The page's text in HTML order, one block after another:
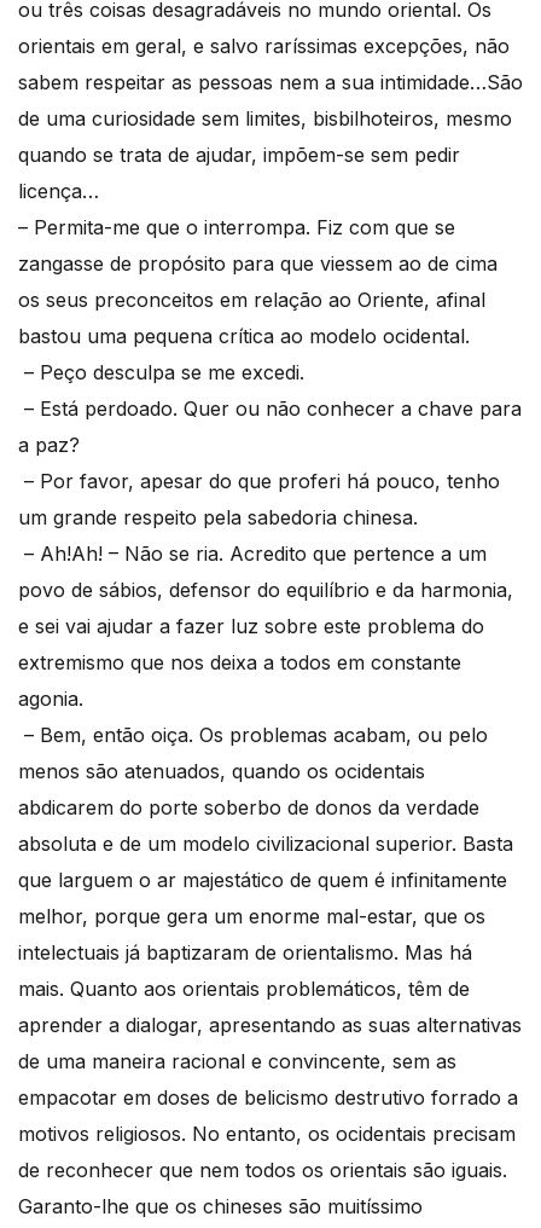
ou três coisas desagradáveis no mundo oriental. Os
orientais em geral, e salvo raríssimas excepções, não
sabem respeitar as pessoas nem a sua intimidade…São
de uma curiosidade sem limites, bisbilhoteiros, mesmo
quando se trata de ajudar, impõem-se sem pedir
licença…
– Permita-me que o interrompa. Fiz com que se
zangasse de propósito para que viessem ao de cima
os seus preconceitos em relação ao Oriente, afinal
bastou uma pequena crítica ao modelo ocidental.
– Peço desculpa se me excedi.
– Está perdoado. Quer ou não conhecer a chave para
a paz?
– Por favor, apesar do que proferi há pouco, tenho
um grande respeito pela sabedoria chinesa.
– Ah!Ah! – Não se ria. Acredito que pertence a um
povo de sábios, defensor do equilíbrio e da harmonia,
e sei vai ajudar a fazer luz sobre este problema do
extremismo que nos deixa a todos em constante
agonia.
– Bem, então oiça. Os problemas acabam, ou pelo
menos são atenuados, quando os ocidentais
abdicarem do porte soberbo de donos da verdade
absoluta e de um modelo civilizacional superior. Basta
que larguem o ar majestático de quem é infinitamente
melhor, porque gera um enorme mal-estar, que os
intelectuais já baptizaram de orientalismo. Mas há
mais. Quanto aos orientais problemáticos, têm de
aprender a dialogar, apresentando as suas alternativas
de uma maneira racional e convincente, sem as
empacotar em doses de belicismo destrutivo forrado a
motivos religiosos. No entanto, os ocidentais precisam
de reconhecer que nem todos os orientais são iguais.
Garanto-lhe que os chineses são muitíssimo